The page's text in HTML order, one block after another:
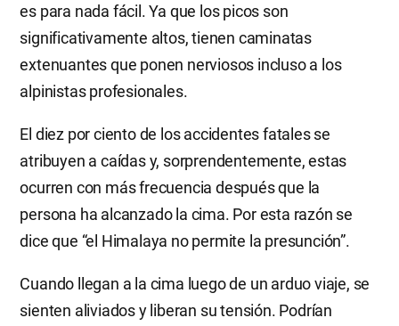
es para nada fácil. Ya que los picos son
significativamente altos, tienen caminatas
extenuantes que ponen nerviosos incluso a los
alpinistas profesionales.
El diez por ciento de los accidentes fatales se
atribuyen a caídas y, sorprendentemente, estas
ocurren con más frecuencia después que la
persona ha alcanzado la cima. Por esta razón se
dice que “el Himalaya no permite la presunción”.
Cuando llegan a la cima luego de un arduo viaje, se
sienten aliviados y liberan su tensión. Podrían